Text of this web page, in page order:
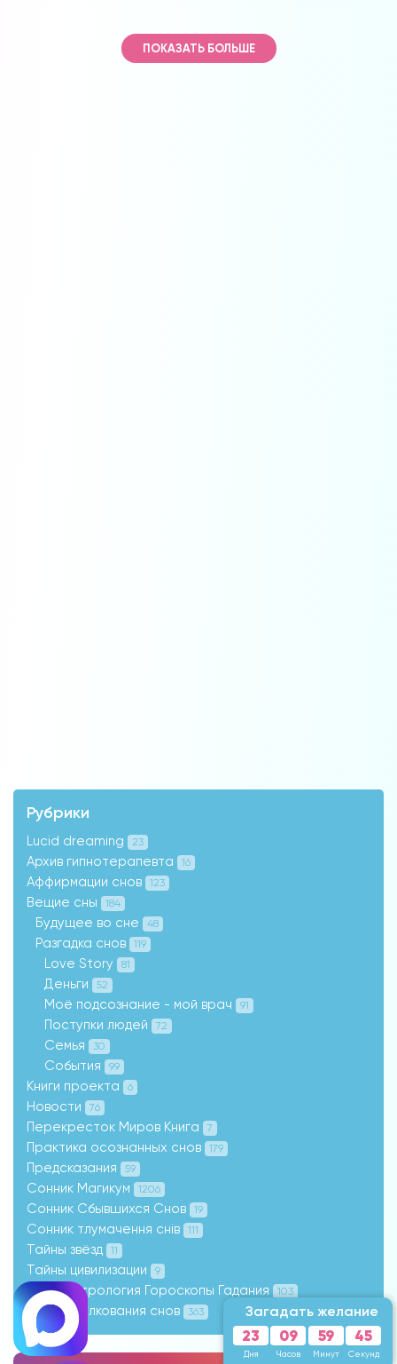
ПОКАЗАТЬ БОЛЬШЕ
Рубрики
Lucid dreaming 23
Архив гипнотерапевта 16
Аффирмации снов 123
Вещие сны 184
Будущее во сне 48
Разгадка снов 119
Love Story 81
Деньги 52
Моё подсознание - мой врач 91
Поступки людей 72
Семья 30
События 99
Книги проекта 6
Новости 76
Перекресток Миров Книга 7
Практика осознанных снов 179
Предсказания 59
Сонник Магикум 1206
Сонник Сбывшихся Снов 19
Сонник тлумачення снів 111
Тайны звёзд 11
Тайны цивилизации 9
Таро Астрология Гороскопы Гадания 103
Форум толкования снов 363 Загадать желание
23
Дня
09
Часов
59
Минут
43
Секунды